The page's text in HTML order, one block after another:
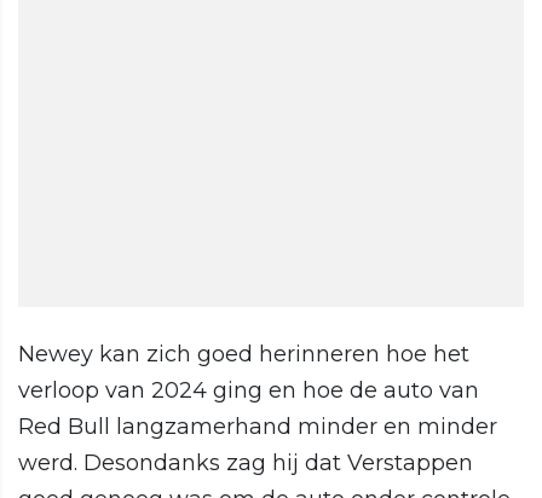
Newey kan zich goed herinneren hoe het
verloop van 2024 ging en hoe de auto van
Red Bull langzamerhand minder en minder
werd. Desondanks zag hij dat Verstappen